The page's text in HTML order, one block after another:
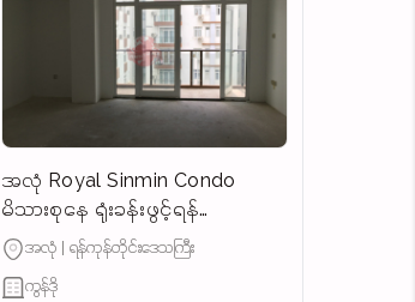
အလုံ Royal Sinmin Condo
မိသားစုနေ ရုံးခန်းဖွင့်ရန်
ကောင်းမွန်သောအခန်းအငှား
အလုံ | ရန်ကုန်တိုင်းဒေသကြီး
ကွန်ဒို